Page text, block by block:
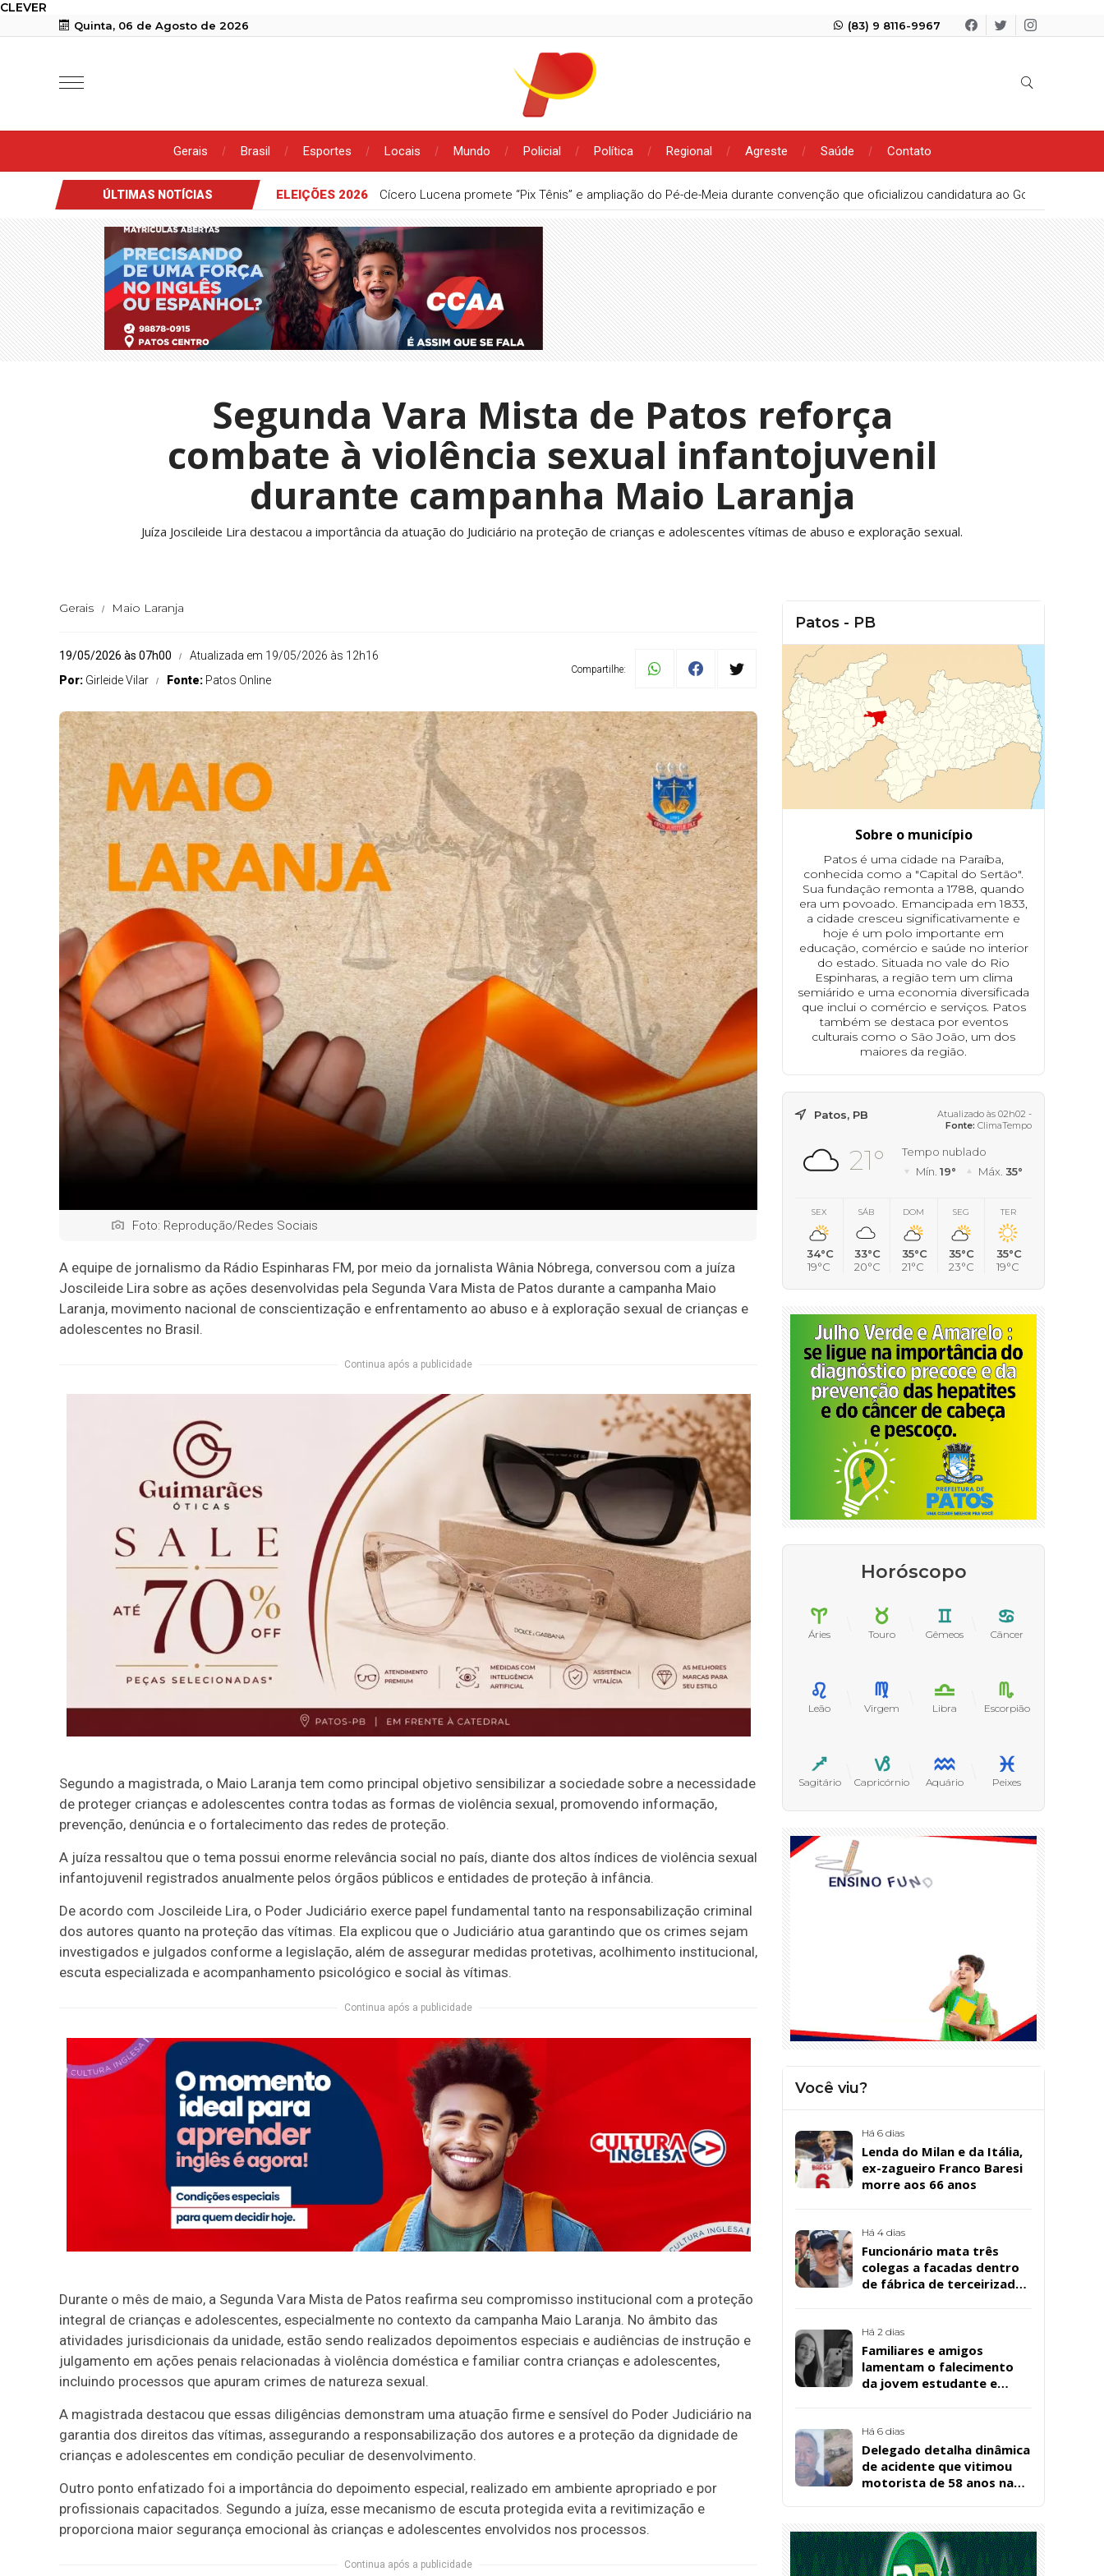
CLEVER
Quinta, 06 de Agosto de 2026 (83) 9 8116-9967
Gerais Brasil Esportes Locais Mundo Policial Política Regional Agreste Saúde Contato
ÚLTIMAS NOTÍCIAS ELEIÇÕES 2026 Cícero Lucena promete “Pix Tênis” e ampliação do Pé-de-Meia durante convenção que oficializou candidatura ao Governo da
Segunda Vara Mista de Patos reforça
combate à violência sexual infantojuvenil
durante campanha Maio Laranja
Juíza Joscileide Lira destacou a importância da atuação do Judiciário na proteção de crianças e adolescentes vítimas de abuso e exploração sexual.
Gerais Maio Laranja
19/05/2026 às 07h00
Atualizada em 19/05/2026 às 12h16
Por: Girleide Vilar Fonte: Patos Online
Compartilhe:
Foto: Reprodução/Redes Sociais
A equipe de jornalismo da Rádio Espinharas FM, por meio da jornalista Wânia Nóbrega, conversou com a juíza
Joscileide Lira sobre as ações desenvolvidas pela Segunda Vara Mista de Patos durante a campanha Maio
Laranja, movimento nacional de conscientização e enfrentamento ao abuso e à exploração sexual de crianças e
adolescentes no Brasil.
Continua após a publicidade
Segundo a magistrada, o Maio Laranja tem como principal objetivo sensibilizar a sociedade sobre a necessidade
de proteger crianças e adolescentes contra todas as formas de violência sexual, promovendo informação,
prevenção, denúncia e o fortalecimento das redes de proteção.
A juíza ressaltou que o tema possui enorme relevância social no país, diante dos altos índices de violência sexual
infantojuvenil registrados anualmente pelos órgãos públicos e entidades de proteção à infância.
De acordo com Joscileide Lira, o Poder Judiciário exerce papel fundamental tanto na responsabilização criminal
dos autores quanto na proteção das vítimas. Ela explicou que o Judiciário atua garantindo que os crimes sejam
investigados e julgados conforme a legislação, além de assegurar medidas protetivas, acolhimento institucional,
escuta especializada e acompanhamento psicológico e social às vítimas.
Continua após a publicidade
Durante o mês de maio, a Segunda Vara Mista de Patos reafirma seu compromisso institucional com a proteção
integral de crianças e adolescentes, especialmente no contexto da campanha Maio Laranja. No âmbito das
atividades jurisdicionais da unidade, estão sendo realizados depoimentos especiais e audiências de instrução e
julgamento em ações penais relacionadas à violência doméstica e familiar contra crianças e adolescentes,
incluindo processos que apuram crimes de natureza sexual.
A magistrada destacou que essas diligências demonstram uma atuação firme e sensível do Poder Judiciário na
garantia dos direitos das vítimas, assegurando a responsabilização dos autores e a proteção da dignidade de
crianças e adolescentes em condição peculiar de desenvolvimento.
Outro ponto enfatizado foi a importância do depoimento especial, realizado em ambiente apropriado e por
profissionais capacitados. Segundo a juíza, esse mecanismo de escuta protegida evita a revitimização e
proporciona maior segurança emocional às crianças e adolescentes envolvidos nos processos.
Continua após a publicidade
Patos - PB
Sobre o município
Patos é uma cidade na Paraíba,
conhecida como a "Capital do Sertão".
Sua fundação remonta a 1788, quando
era um povoado. Emancipada em 1833,
a cidade cresceu significativamente e
hoje é um polo importante em
educação, comércio e saúde no interior
do estado. Situada no vale do Rio
Espinharas, a região tem um clima
semiárido e uma economia diversificada
que inclui o comércio e serviços. Patos
também se destaca por eventos
culturais como o São João, um dos
maiores da região.
Patos, PB
Atualizado às 02h02 -
Fonte: ClimaTempo
21°
Tempo nublado
Mín. 19° Máx. 35°
SEX
34°C
19°C
SÁB
33°C
20°C
DOM
35°C
21°C
SEG
35°C
23°C
TER
35°C
19°C
Horóscopo
Áries Touro Gêmeos Câncer
Leão Virgem Libra Escorpião
Sagitário Capricórnio Aquário Peixes
Você viu?
Há 6 dias
Lenda do Milan e da Itália,
ex-zagueiro Franco Baresi
morre aos 66 anos
Há 4 dias
Funcionário mata três
colegas a facadas dentro
de fábrica de terceirizada
Há 2 dias
Familiares e amigos
lamentam o falecimento
da jovem estudante e
Santos, em Patos
Há 6 dias
Delegado detalha dinâmica
de acidente que vitimou
motorista de 58 anos na